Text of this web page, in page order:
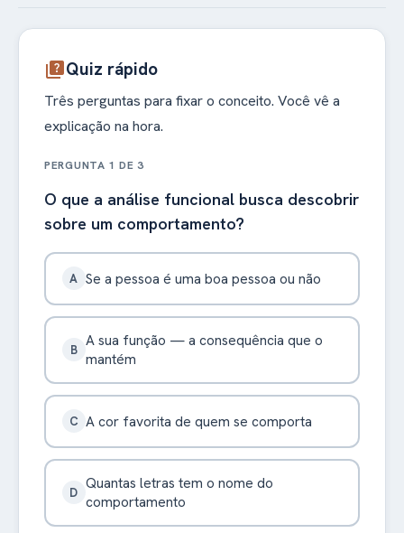
quizQuiz rápido
Três perguntas para fixar o conceito. Você vê a
explicação na hora.
PERGUNTA 1 DE 3
O que a análise funcional busca descobrir
sobre um comportamento?
A Se a pessoa é uma boa pessoa ou não
B A sua função — a consequência que o
mantém
C A cor favorita de quem se comporta
D Quantas letras tem o nome do
comportamento